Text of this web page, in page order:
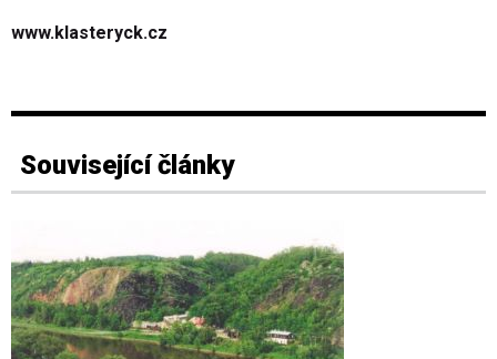
www.klasteryck.cz
Související články